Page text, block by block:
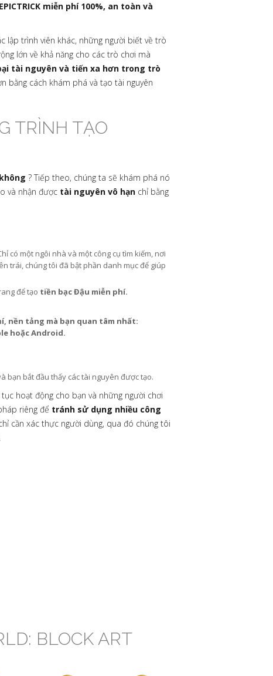
miễn phí 100%, an toàn và
lập trình viên khác, những người biết về trò
lớn về khả năng cho các trò chơi mà
tài nguyên và tiến xa hơn trong trò
bằng cách khám phá và tạo tài nguyên
TRÌNH TẠO
? Tiếp theo, chúng ta sẽ khám phá nó
và nhận được tài nguyên vô hạn chỉ bằng
có một ngôi nhà và một công cụ tìm kiếm, nơi
trái, chúng tôi đã bật phần danh mục để giúp
để tạo tiền bạc Đậu miễn phí.
nền tảng mà bạn quan tâm nhất:
hoặc Android.
bạn bắt đầu thấy các tài nguyên được tạo.
hoạt động cho bạn và những người chơi
riêng để tránh sử dụng nhiều công
cần xác thực người dùng, qua đó chúng tôi
BLOCK ART